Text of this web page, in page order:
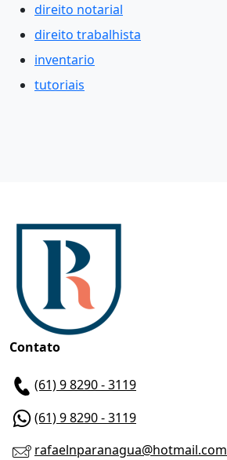
direito notarial
direito trabalhista
inventario
tutoriais
Contato
(61) 9 8290 - 3119
(61) 9 8290 - 3119
rafaelnparanagua@hotmail.com